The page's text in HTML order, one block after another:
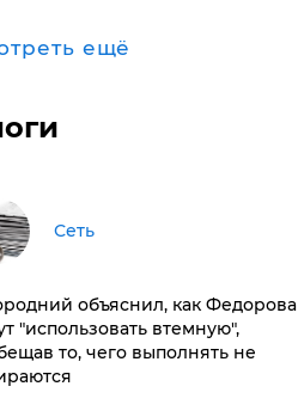
ещё
Сеть
объяснил, как Федорова
"использовать втемную",
то, чего выполнять не